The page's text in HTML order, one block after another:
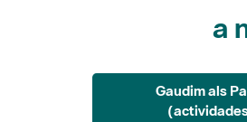
a
Gaudim als